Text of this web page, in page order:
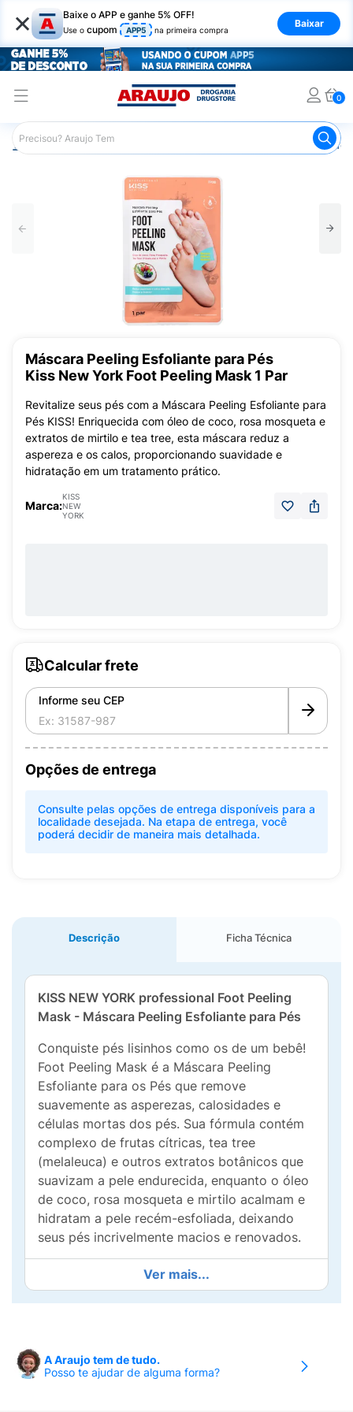
× Baixe o APP e ganhe 5% OFF!
Use o cupom APP5 na primeira compra
Baixar
0
Araujo Beleza e Cuidados
Máscara Peeling Esfoliante para Pés
Kiss New York Foot Peeling Mask 1 Par
Revitalize seus pés com a Máscara Peeling Esfoliante para
Pés KISS! Enriquecida com óleo de coco, rosa mosqueta e
extratos de mirtilo e tea tree, esta máscara reduz a
aspereza e os calos, proporcionando suavidade e
hidratação em um tratamento prático.
Marca:
KISS
NEW
YORK
Calcular frete
Informe seu CEP
Opções de entrega
Consulte pelas opções de entrega disponíveis para a
localidade desejada. Na etapa de entrega, você
poderá decidir de maneira mais detalhada.
Descrição Ficha Técnica
KISS NEW YORK professional Foot Peeling
Mask - Máscara Peeling Esfoliante para Pés
Conquiste pés lisinhos como os de um bebê!
Foot Peeling Mask é a Máscara Peeling
Esfoliante para os Pés que remove
suavemente as asperezas, calosidades e
células mortas dos pés. Sua fórmula contém
complexo de frutas cítricas, tea tree
(melaleuca) e outros extratos botânicos que
suavizam a pele endurecida, enquanto o óleo
de coco, rosa mosqueta e mirtilo acalmam e
hidratam a pele recém-esfoliada, deixando
seus pés incrivelmente macios e renovados.
Em até 7 dias após a
aplicação do produto, os pés começam a
descamar, sendo que esse processo de
Recomenda-se o uso da máscara 1 vez ao
mês.
Ver mais...
A Araujo tem de tudo.
Posso te ajudar de alguma forma?